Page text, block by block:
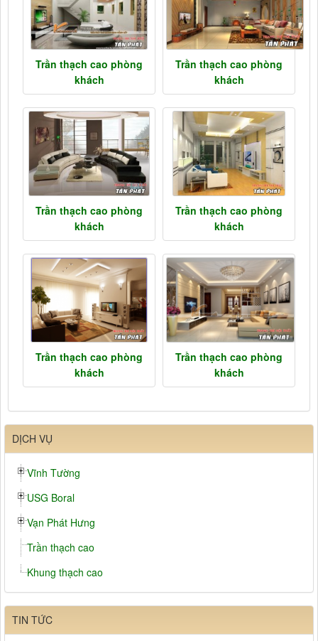
Trần thạch cao phòng
khách
Trần thạch cao phòng
khách
Trần thạch cao phòng
khách
Trần thạch cao phòng
khách
Trần thạch cao phòng
khách
Trần thạch cao phòng
khách
DỊCH VỤ
Vĩnh Tường
USG Boral
Vạn Phát Hưng
Trần thạch cao
Khung thạch cao
TIN TỨC